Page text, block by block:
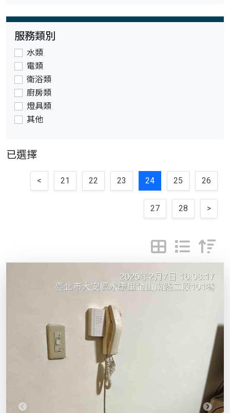
服務類別
水類
電類
衛浴類
廚房類
燈具類
其他
已選擇
< 21 22 23 24 25 26
27 28 >
Previous Next